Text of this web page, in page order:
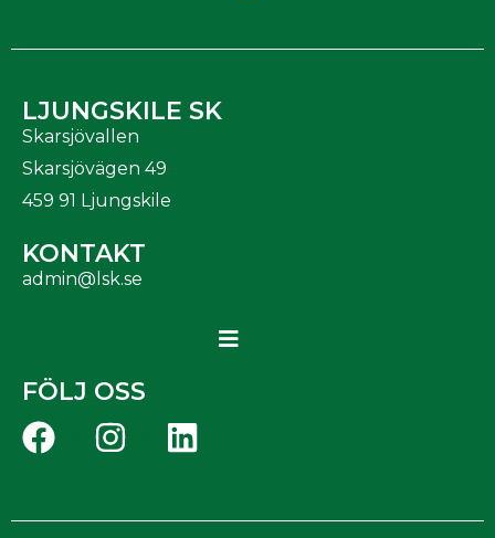
LJUNGSKILE SK
Skarsjövallen
Skarsjövägen 49
459 91 Ljungskile
KONTAKT
admin@lsk.se
FÖLJ OSS